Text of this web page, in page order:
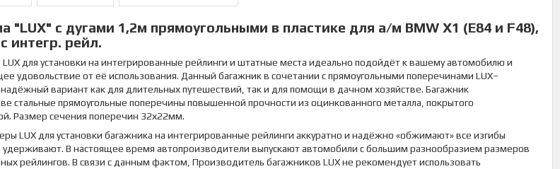
"LUX" с дугами 1,2м прямоугольными в пластике для а/м BMW X1 (E84 и F48),
интегр. рейл.
LUX для установки на интегрированные рейлинги и штатные места идеально подойдёт к вашему автомобилю и
удовольствие от её использования. Данный багажник в сочетании с прямоугольными поперечинами LUX–
вариант как для длительных путешествий, так и для помощи в дачном хозяйстве. Багажник
стальные прямоугольные поперечины повышенной прочности из оцинкованного металла, покрытого
Размер сечения поперечин 32х22мм.
LUX для установки багажника на интегрированные рейлинги аккуратно и надёжно «обжимают» все изгибы
удерживают. В настоящее время автопроизводители выпускают автомобили с большим разнообразием размеров
рейлингов. В связи с данным фактом, Производитель багажников LUX не рекомендует использовать